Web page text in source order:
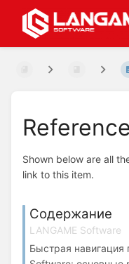
Shown below are all
link to this item.
Содержание
LANGAME Software
Быстрая навигация